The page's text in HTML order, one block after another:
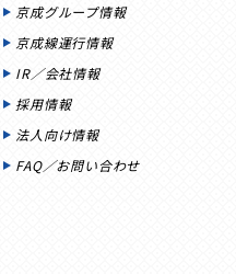
京成グループ情報
京成線運行情報
IR／会社情報
採用情報
法人向け情報
FAQ／お問い合わせ